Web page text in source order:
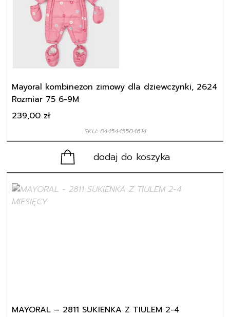
Mayoral kombinezon zimowy dla dziewczynki, 2624
Rozmiar 75 6-9M
SKU: 8445445504614
239,00 zł
dodaj do koszyka
MAYORAL – 2811 SUKIENKA Z TIULEM 2-4